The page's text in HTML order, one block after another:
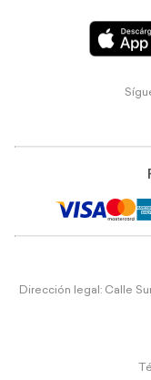
Dirección legal: Calle